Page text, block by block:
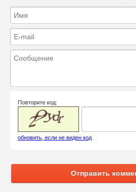
Повторите код:
обновить, если не виден код
Отправить